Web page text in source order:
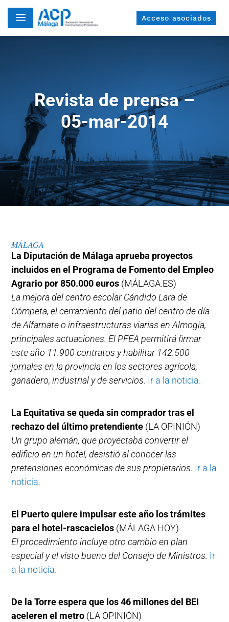
a Acceso asociados
Revista de prensa –
05-mar-2014
MÁLAGA
La Diputación de Málaga aprueba proyectos
incluidos en el Programa de Fomento del Empleo
Agrario por 850.000 euros (MÁLAGA.ES)
La mejora del centro escolar Cándido Lara de
Cómpeta, el cerramiento del patio del centro de día
de Alfarnate o infraestructuras viarias en Almogía,
principales actuaciones. El PFEA permitirá firmar
este año 11.900 contratos y habilitar 142.500
jornales en la provincia en los sectores agrícola,
ganadero, industrial y de servicios. Ir a la noticia.
La Equitativa se queda sin comprador tras el
rechazo del último pretendiente (LA OPINIÓN)
Un grupo alemán, que proyectaba convertir el
edificio en un hotel, desistió al conocer las
pretensiones económicas de sus propietarios. Ir a la
noticia.
El Puerto quiere impulsar este año los trámites
para el hotel-rascacielos (MÁLAGA HOY)
El procedimiento incluye otro cambio en plan
especial y el visto bueno del Consejo de Ministros. Ir
a la noticia.
De la Torre espera que los 46 millones del BEI
aceleren el metro (LA OPINIÓN)